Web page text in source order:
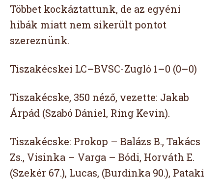
Többet kockáztattunk, de az egyéni
hibák miatt nem sikerült pontot
szereznünk.
Tiszakécskei LC–BVSC-Zugló 1–0 (0–0)
Tiszakécske, 350 néző, vezette: Jakab
Árpád (Szabó Dániel, Ring Kevin).
Tiszakécske: Prokop – Balázs B., Takács
Zs., Visinka – Varga – Bódi, Horváth E.
(Szekér 67.), Lucas, (Burdinka 90.), Pataki